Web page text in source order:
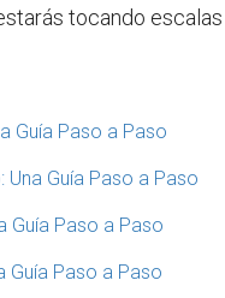
tocando escalas
Guía Paso a Paso
Guía Paso a Paso
Guía Paso a Paso
Guía Paso a Paso